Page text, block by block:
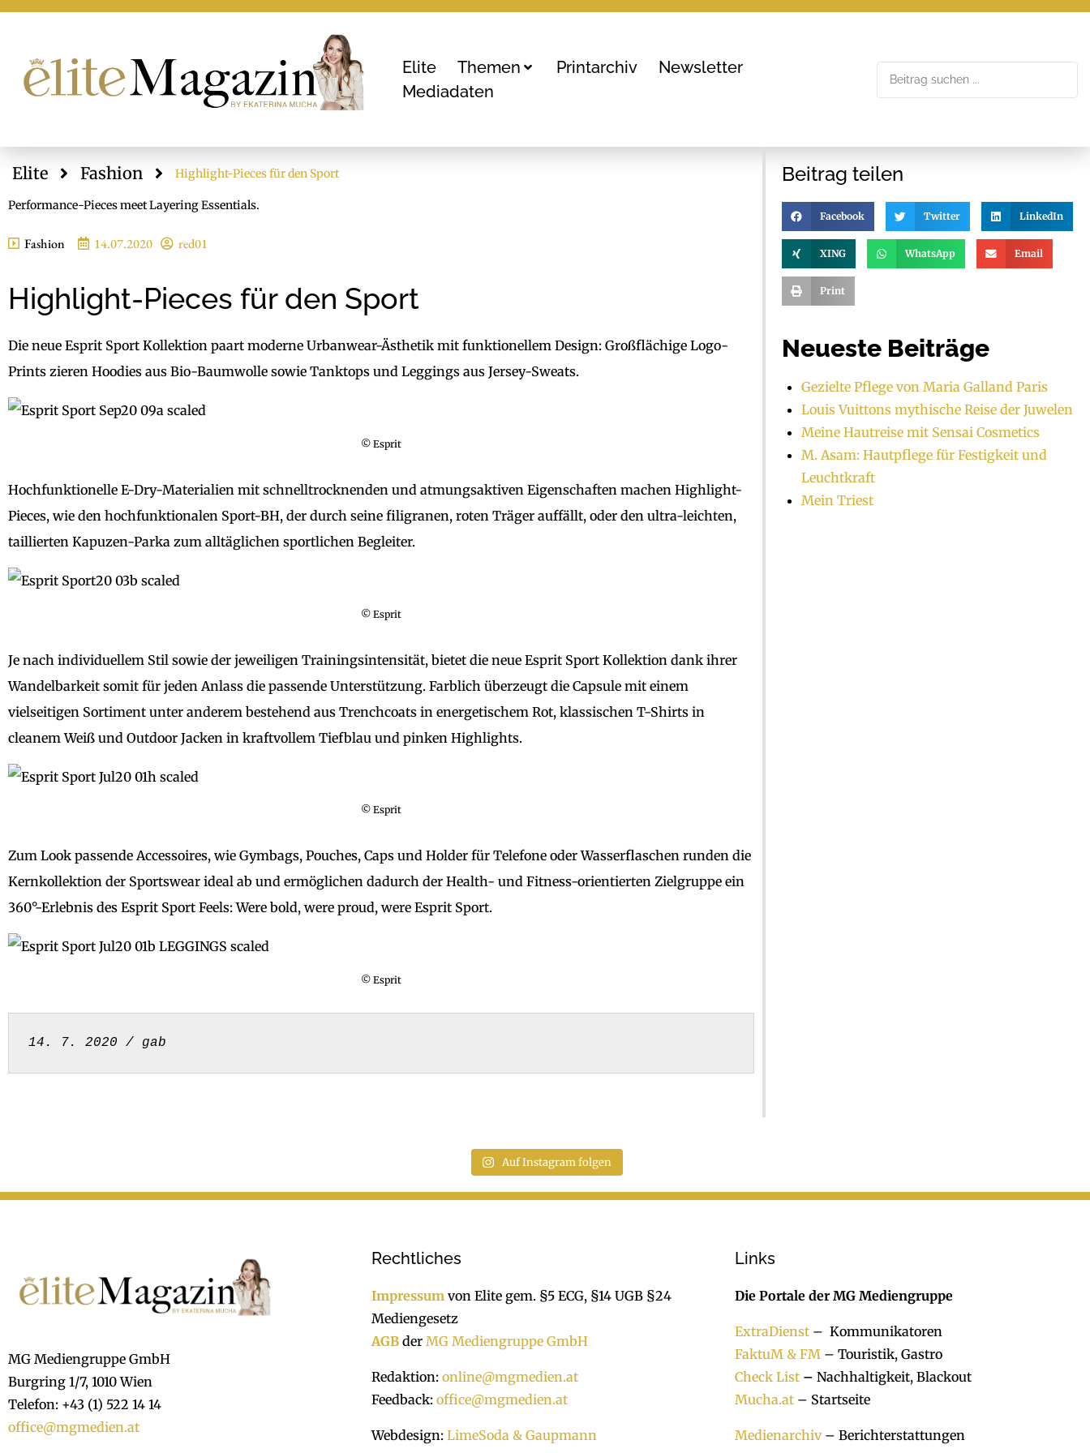
Elite Themen Printarchiv
Newsletter
Mediadaten
Elite Fashion Highlight-Pieces für den Sport
Performance-Pieces meet Layering Essentials.
Fashion 14.07.2020 red01
Highlight-Pieces für den Sport
Die neue Esprit Sport Kollektion paart moderne Urbanwear-Ästhetik mit funktionellem Design: Großflächige Logo-
Prints zieren Hoodies aus Bio-Baumwolle sowie Tanktops und Leggings aus Jersey-Sweats.
© Esprit
Hochfunktionelle E-Dry-Materialien mit schnelltrocknenden und atmungsaktiven Eigenschaften machen Highlight-
Pieces, wie den hochfunktionalen Sport-BH, der durch seine filigranen, roten Träger auffällt, oder den ultra-leichten,
taillierten Kapuzen-Parka zum alltäglichen sportlichen Begleiter.
© Esprit
Je nach individuellem Stil sowie der jeweiligen Trainingsintensität, bietet die neue Esprit Sport Kollektion dank ihrer
Wandelbarkeit somit für jeden Anlass die passende Unterstützung. Farblich überzeugt die Capsule mit einem
vielseitigen Sortiment unter anderem bestehend aus Trenchcoats in energetischem Rot, klassischen T-Shirts in
cleanem Weiß und Outdoor Jacken in kraftvollem Tiefblau und pinken Highlights.
© Esprit
Zum Look passende Accessoires, wie Gymbags, Pouches, Caps und Holder für Telefone oder Wasserflaschen runden die
Kernkollektion der Sportswear ideal ab und ermöglichen dadurch der Health- und Fitness-orientierten Zielgruppe ein
360°-Erlebnis des Esprit Sport Feels: Were bold, were proud, were Esprit Sport.
© Esprit
14. 7. 2020 / gab
Beitrag teilen
Facebook Twitter LinkedIn
XING WhatsApp Email
Print
Neueste Beiträge
Gezielte Pflege von Maria Galland Paris
Louis Vuittons mythische Reise der Juwelen
Meine Hautreise mit Sensai Cosmetics
M. Asam: Hautpflege für Festigkeit und
Leuchtkraft
Mein Triest
Auf Instagram folgen
MG Mediengruppe GmbH
Burgring 1/7, 1010 Wien
Telefon: +43 (1) 522 14 14
office@mgmedien.at
Rechtliches
Impressum von Elite gem. §5 ECG, §14 UGB §24
Mediengesetz
AGBder MG Mediengruppe GmbH
Redaktion: online@mgmedien.at
Feedback: office@mgmedien.at
Webdesign: LimeSoda & Gaupmann
Links
Die Portale der MG Mediengruppe
ExtraDienst– Kommunikatoren
FaktuM & FM – Touristik, Gastro
Check List– Nachhaltigkeit, Blackout
Mucha.at– Startseite
Medienarchiv– Berichterstattungen